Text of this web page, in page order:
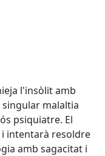
l'insòlit amb
singular malaltia
psiquiatre. El
intentarà resoldre
amb sagacitat i